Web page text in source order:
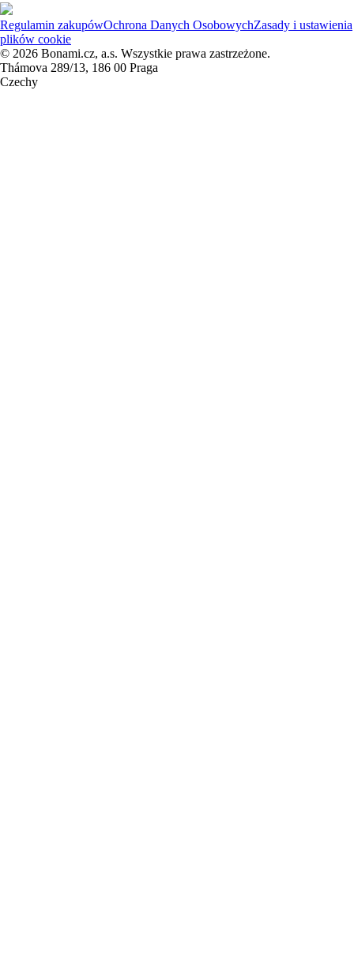
Regulamin zakupówOchrona Danych OsobowychZasady i ustawienia
plików cookie
© 2026 Bonami.cz, a.s. Wszystkie prawa zastrzeżone.
Thámova 289/13, 186 00 Praga
Czechy